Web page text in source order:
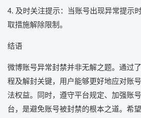
4. 及时关注提示：当账号出现异常提示
取措施解除限制。
结语
微博账号异常封禁并非无解之题。通过
程及解封关键，用户能够更好地应对账
法权益。同时，遵守平台规定、加强账
台，是避免账号被封禁的根本之道。希